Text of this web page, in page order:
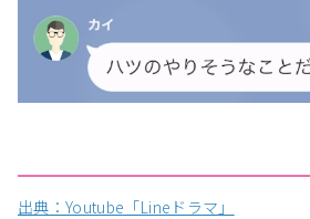
出典：Youtube「Lineドラマ」